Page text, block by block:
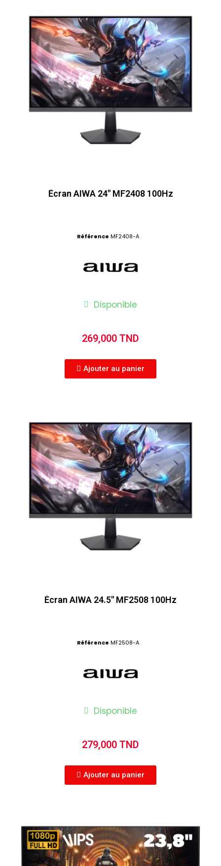
Écran AIWA 24″ MF2408 100Hz
Référence MF2408-A
Disponible
269,000 TND
Ajouter au panier
Écran AIWA 24.5″ MF2508 100Hz
Référence MF2508-A
Disponible
279,000 TND
Ajouter au panier